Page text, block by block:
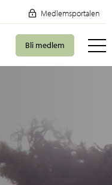
Medlemsportalen
Bli medlem